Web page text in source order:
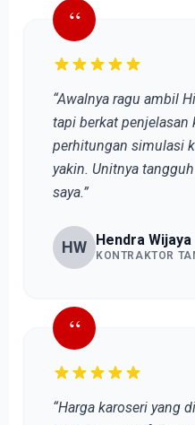
“
“Awalnya ragu ambil
tapi berkat penjelasan
perhitungan simulasi
yakin. Unitnya
saya.”
HW Hendra Wijaya
KONTRAKTOR
“
“Harga karoseri yang